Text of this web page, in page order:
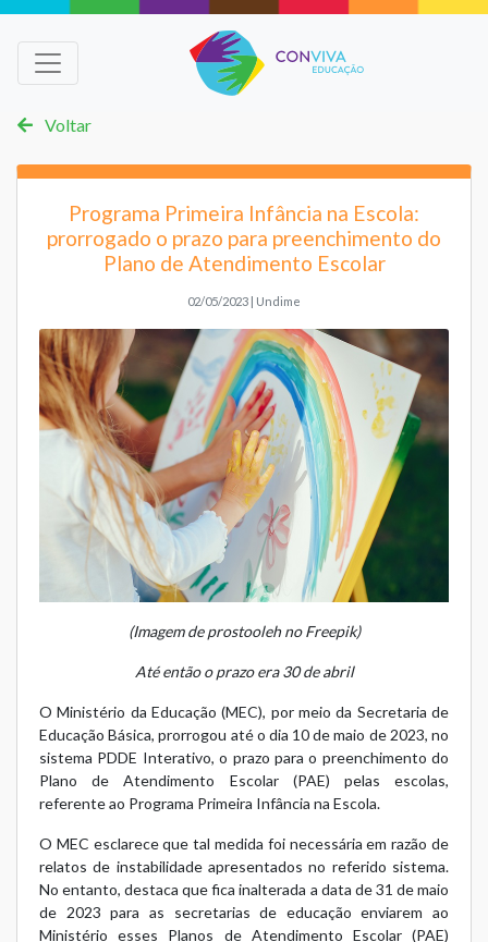
Voltar
Programa Primeira Infância na Escola:
prorrogado o prazo para preenchimento do
Plano de Atendimento Escolar
02/05/2023 | Undime
(Imagem de prostoolehno Freepik)
Até então o prazo era 30 de abril
O Ministério da Educação (MEC), por meio da Secretaria de
Educação Básica, prorrogou até o dia 10 de maio de 2023, no
sistema PDDE Interativo, o prazo para o preenchimento do
Plano de Atendimento Escolar (PAE) pelas escolas,
referente ao Programa Primeira Infância na Escola.
O MEC esclarece que tal medida foi necessária em razão de
relatos de instabilidade apresentados no referido sistema.
No entanto, destaca que fica inalterada a data de 31 de maio
de 2023 para as secretarias de educação enviarem ao
Ministério esses Planos de Atendimento Escolar (PAE)